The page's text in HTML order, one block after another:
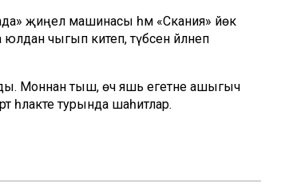
җиңел машинасы һәм «Скания» йөк
чыгып китеп, түбәсенә әйләнеп
Моннан тыш, өч яшь егетне ашыгыч
турында шаһитлар.